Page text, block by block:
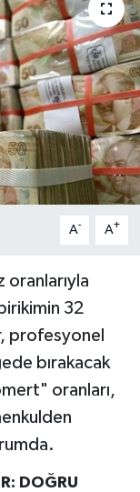
A- A+
oranlarıyla
32
profesyonel
bırakacak
oranları,
DOĞRU